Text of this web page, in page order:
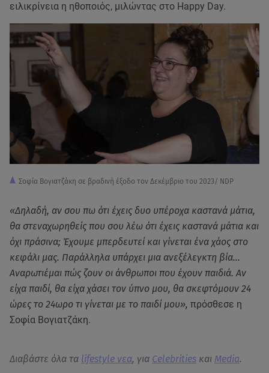
ειλικρίνεια η ηθοποιός, μιλώντας στο Happy Day.
Σοφία Βογιατζάκη σε βραδινή έξοδο τον Δεκέμβριο του 2023/ NDP
«Δηλαδή, αν σου πω ότι έχεις δυο υπέροχα καστανά μάτια,
θα στεναχωρηθείς που σου λέω ότι έχεις καστανά μάτια και
όχι πράσινα; Έχουμε μπερδευτεί και γίνεται ένα χάος στο
κεφάλι μας. Παράλληλα υπάρχει μια ανεξέλεγκτη βία…
Αναρωτιέμαι πώς ζουν οι άνθρωποι που έχουν παιδιά. Αν
είχα παιδί, θα είχα χάσει τον ύπνο μου, θα σκεφτόμουν 24
ώρες το 24ωρο τι γίνεται με το παιδί μου», πρόσθεσε η
Σοφία Βογιατζάκη.
Διαβάστε όλα τα lifestyle νεα, για Celebrities και Media.